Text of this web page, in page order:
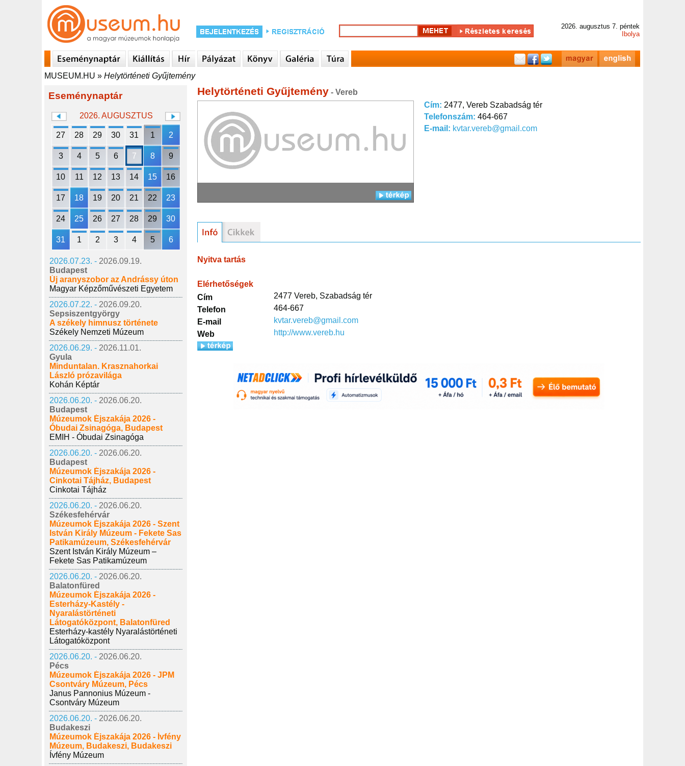
2026. augusztus 7. péntek
Ibolya
MUSEUM.HU » Helytörténeti Gyűjtemény
Eseménynaptár
2026. AUGUSZTUS
27 28 29 30 31 1 2
3 4 5 6 7 8 9
10 11 12 13 14 15 16
17 18 19 20 21 22 23
24 25 26 27 28 29 30
31 1 2 3 4 5 6
2026.07.23. - 2026.09.19.
Budapest
Új aranyszobor az Andrássy úton
Magyar Képzőművészeti Egyetem
2026.07.22. - 2026.09.20.
Sepsiszentgyörgy
A székely himnusz története
Székely Nemzeti Múzeum
2026.06.29. - 2026.11.01.
Gyula
Minduntalan. Krasznahorkai
László prózavilága
Kohán Képtár
2026.06.20. - 2026.06.20.
Budapest
Múzeumok Éjszakája 2026 -
Óbudai Zsinagóga, Budapest
EMIH - Óbudai Zsinagóga
2026.06.20. - 2026.06.20.
Budapest
Múzeumok Éjszakája 2026 -
Cinkotai Tájház, Budapest
Cinkotai Tájház
2026.06.20. - 2026.06.20.
Székesfehérvár
Múzeumok Éjszakája 2026 - Szent
István Király Múzeum - Fekete Sas
Patikamúzeum, Székesfehérvár
Szent István Király Múzeum –
Fekete Sas Patikamúzeum
2026.06.20. - 2026.06.20.
Balatonfüred
Múzeumok Éjszakája 2026 -
Esterházy-Kastély -
Nyaralástörténeti
Látogatóközpont, Balatonfüred
Esterházy-kastély Nyaralástörténeti
Látogatóközpont
2026.06.20. - 2026.06.20.
Pécs
Múzeumok Éjszakája 2026 - JPM
Csontváry Múzeum, Pécs
Janus Pannonius Múzeum -
Csontváry Múzeum
2026.06.20. - 2026.06.20.
Budakeszi
Múzeumok Éjszakája 2026 - Ívfény
Múzeum, Budakeszi, Budakeszi
Ívfény Múzeum
Helytörténeti Gyűjtemény - Vereb
Cím: 2477, Vereb Szabadság tér
Telefonszám: 464-667
E-mail: kvtar.vereb@gmail.com
Nyitva tartás
Elérhetőségek
Cím
2477 Vereb, Szabadság tér
Telefon
464-667
E-mail
kvtar.vereb@gmail.com
Web
http://www.vereb.hu